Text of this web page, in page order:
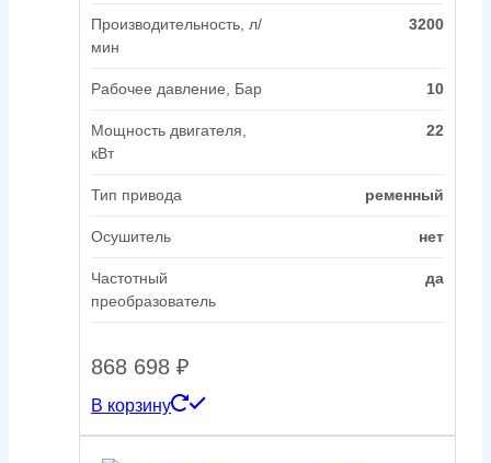
Производительность, л/
мин
3200
Рабочее давление, Бар 10
Мощность двигателя,
кВт
22
Тип привода ременный
Осушитель нет
Частотный
преобразователь
да
868 698 ₽
В корзину